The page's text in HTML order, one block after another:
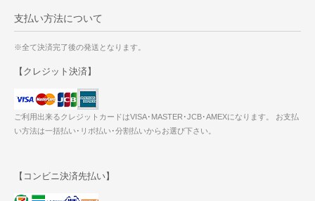
支払い方法について
※全て決済完了後の発送となります。
【クレジット決済】
ご利用出来るクレジットカードはVISA･MASTER･JCB･AMEXになります。 お支払
い方法は一括払い･リボ払い･分割払いからお選び下さい。
【コンビニ決済先払い】